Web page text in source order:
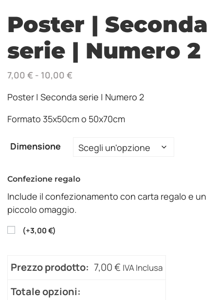
Poster | Seconda
serie | Numero 2
7,00 € - 10,00 €
Poster | Seconda serie | Numero 2
Formato 35x50cm o 50x70cm
Dimensione
Confezione regalo
Include il confezionamento con carta regalo e un
piccolo omaggio.
(+3,00€)
Prezzo prodotto: 7,00€ IVA Inclusa
Totale opzioni: